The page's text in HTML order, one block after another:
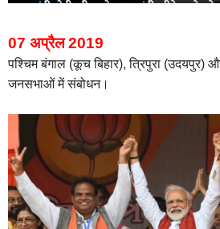
07 अप्रैल 2019
पश्चिम बंगाल (कूच बिहार), त्रिपुरा (उदयपुर)
जनसभाओं में संबोधन।